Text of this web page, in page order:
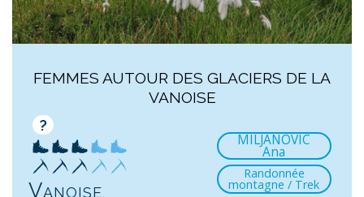
FEMMES AUTOUR DES GLACIERS DE LA
VANOISE
?
Vanoise
MILJANOVIC
Ana
Randonnée
montagne / Trek